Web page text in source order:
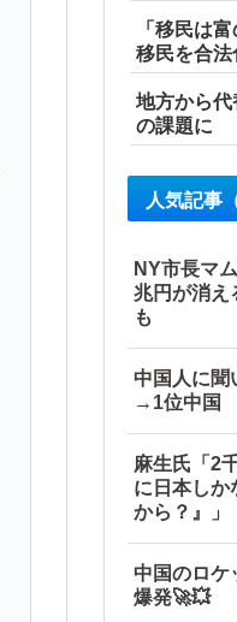
「移民は
移民を合法
地方から
の課題に
人気記事
NY市長マ
兆円が消え
も
中国人に
→1位中国
麻生氏「2
に日本し
から？』」
中国のロケ
爆発🚀💥